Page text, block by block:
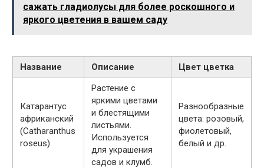
сажать гладиолусы для более роскошного и
яркого цветения в вашем саду
Название Описание Цвет цветка
Катарантус
африканский
(Catharanthus
roseus)
Растение с
яркими цветами
и блестящими
листьями.
Используется
для украшения
садов и клумб.
Разнообразные
цвета: розовый,
фиолетовый,
белый и др.